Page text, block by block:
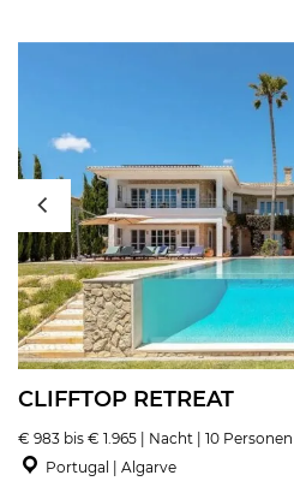
CLIFFTOP RETREAT
€ 983 bis € 1.965 | Nacht | 10 Personen
Portugal | Algarve